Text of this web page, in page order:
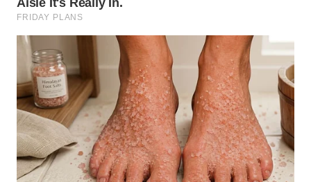
LANGKAT
TAPANULI
SELATAN
WN
TANJUNG
LESUNG
WN